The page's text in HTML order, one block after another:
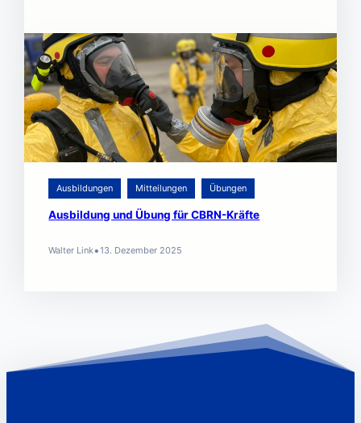
Ausbildungen Mitteilungen Übungen
Ausbildung und Übung für CBRN-Kräfte
Walter Link•13. Dezember 2025